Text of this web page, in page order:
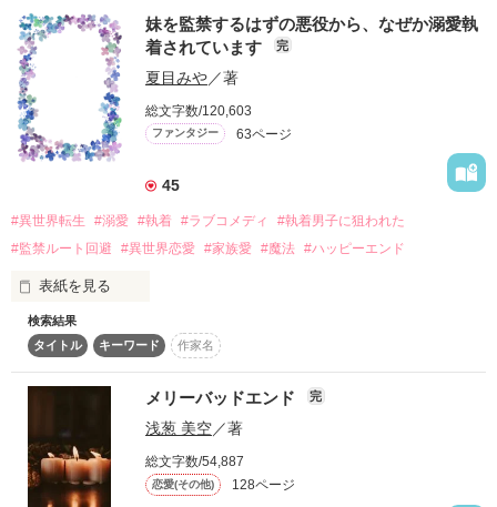
しょう？」
目を覚ましたら黒い兎の仮面をつけた青年、マティルダの魔法
講師をしていたベンジャミンとの新婚(監禁)生活が始まること
に。
仮面をつけたヤンデレ魔法使いのとド天然令嬢のすれ違い新婚
(監禁)生活、スタートです！？
｢久しぶり。いやぁ、脱獄するのに苦労したよ｣
爽やかに語る囚人
｢君に会うために、俺、頑張ったんだよ。
そう理解するのには大分時間がかかり
私の日常も、これで終わりだと語られた
妹を監禁するはずの悪役から、なぜか溺愛執
着されています
完
夏目みや／著
総文字数/120,603
ファンタジー 63ページ
45
#異世界転生 #溺愛 #執着 #ラブコメディ
#執着男子に狙われた
#監禁ルート回避
#異世界恋愛 #家族愛 #魔法 #ハッピーエンド
表紙を見る
目覚めたらそこは――胸糞展開で有名な小説『執着の檻』の世
界だった。
しかも私、妹が監禁されるルートの“姉”に転生してるんですけ
妹シアナは、いかれたサイコパス公爵・エディアルドに誘拐・
監禁される運命。
そして姉である私は、彼の手によってあっさり死亡エンド……
検索結果
タイトル
キーワード 作家名
メリーバッドエンド 完
浅葱 美空／著
総文字数/54,887
恋愛(その他) 128ページ